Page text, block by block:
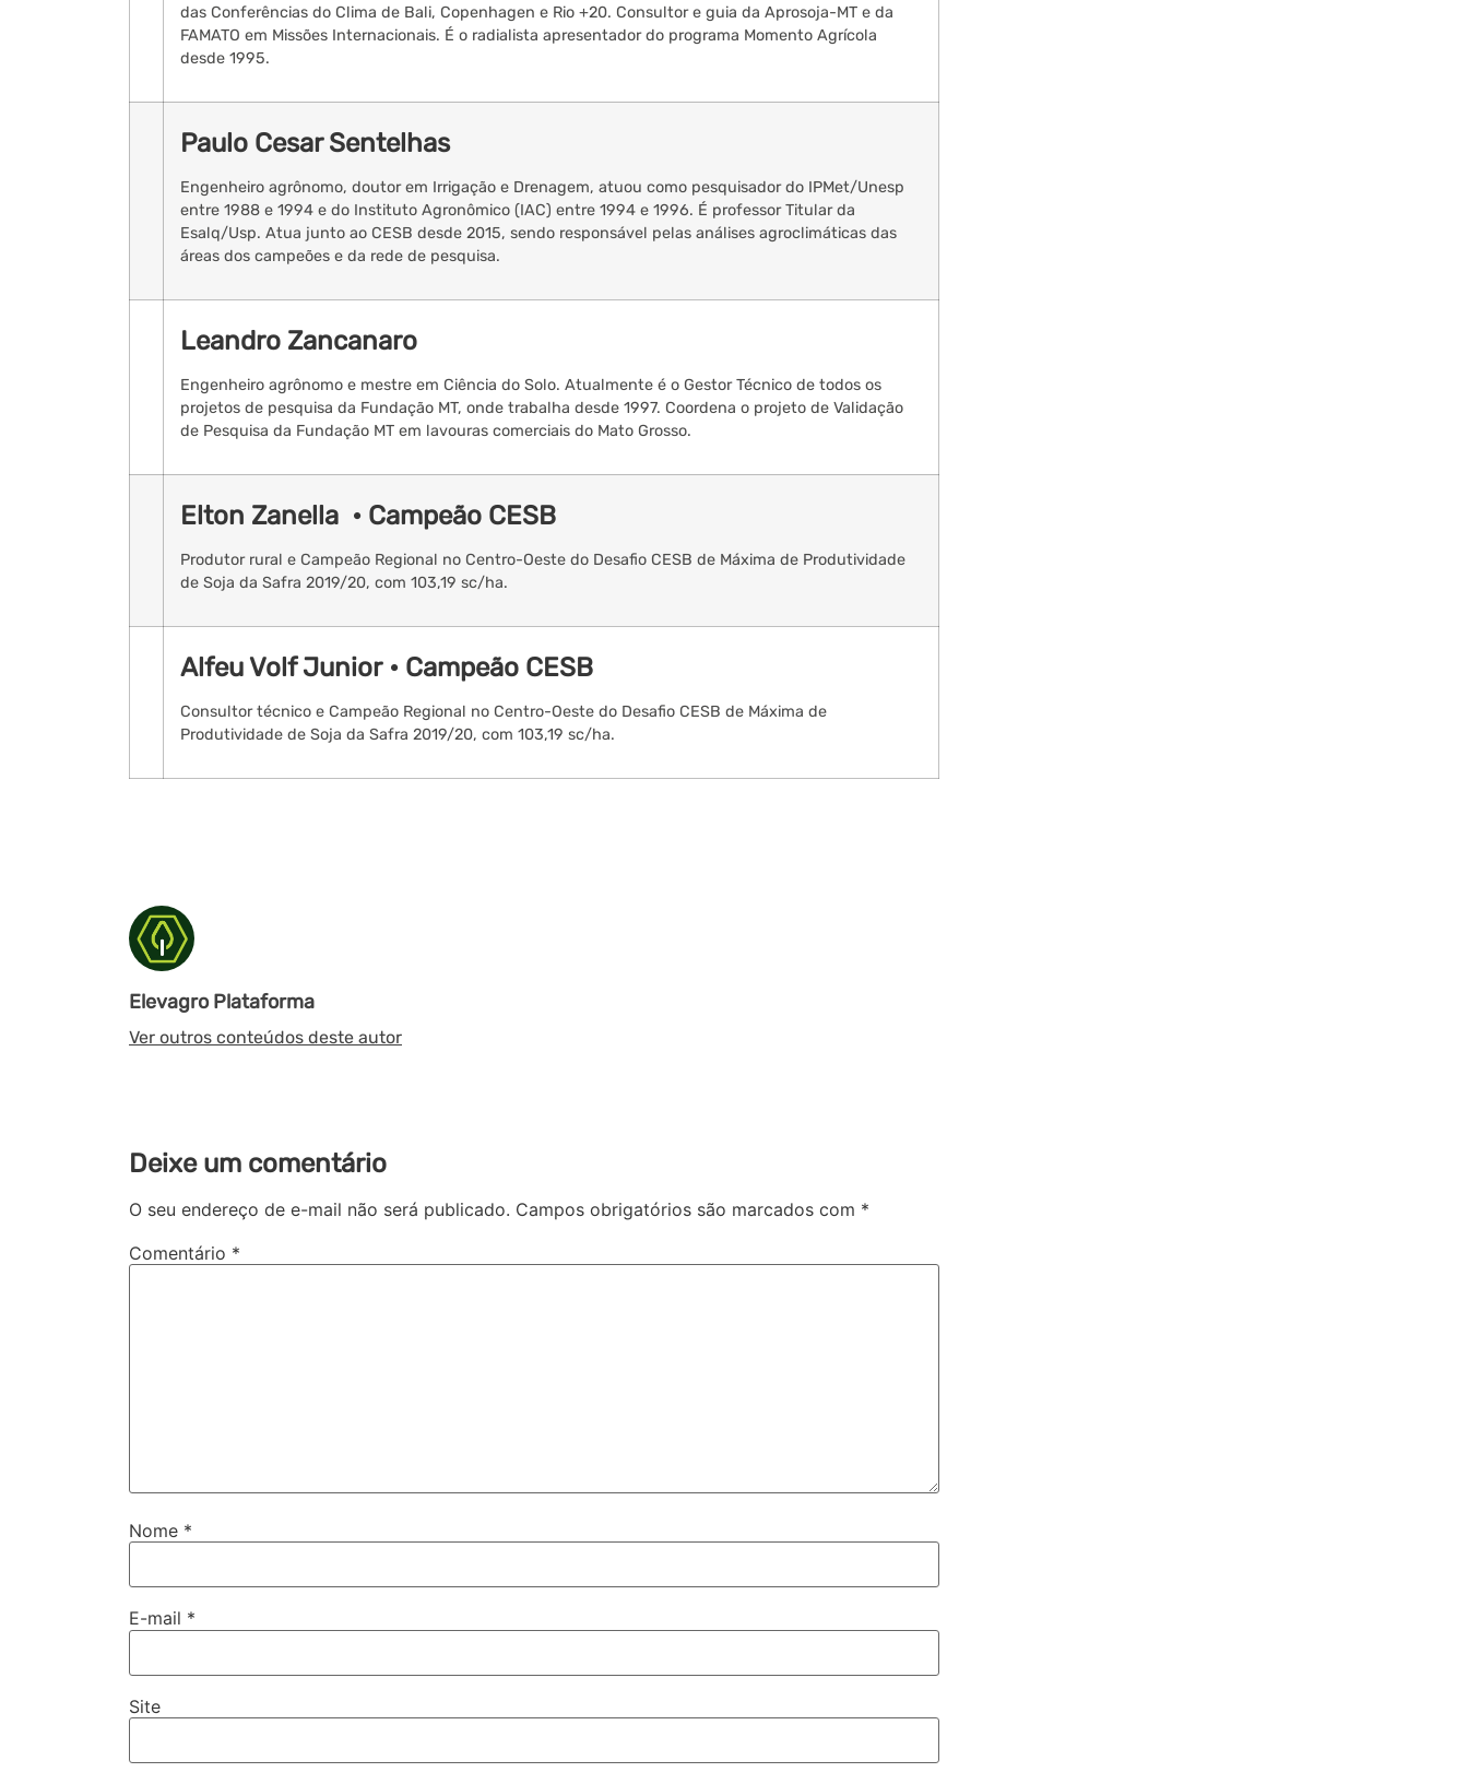
das Conferências do Clima de Bali, Copenhagen e Rio +20. Consultor e guia da Aprosoja-MT e da
FAMATO em Missões Internacionais. É o radialista apresentador do programa Momento Agrícola
desde 1995.
Paulo Cesar Sentelhas
Engenheiro agrônomo, doutor em Irrigação e Drenagem, atuou como pesquisador do IPMet/Unesp
entre 1988 e 1994 e do Instituto Agronômico (IAC) entre 1994 e 1996. É professor Titular da
Esalq/Usp. Atua junto ao CESB desde 2015, sendo responsável pelas análises agroclimáticas das
áreas dos campeões e da rede de pesquisa.
Leandro Zancanaro
Engenheiro agrônomo e mestre em Ciência do Solo. Atualmente é o Gestor Técnico de todos os
projetos de pesquisa da Fundação MT, onde trabalha desde 1997. Coordena o projeto de Validação
de Pesquisa da Fundação MT em lavouras comerciais do Mato Grosso.
Elton Zanella • Campeão CESB
Produtor rural e Campeão Regional no Centro-Oeste do Desafio CESB de Máxima de Produtividade
de Soja da Safra 2019/20, com 103,19 sc/ha.
Alfeu Volf Junior • Campeão CESB
Consultor técnico e Campeão Regional no Centro-Oeste do Desafio CESB de Máxima de
Produtividade de Soja da Safra 2019/20, com 103,19 sc/ha.
Elevagro Plataforma
Ver outros conteúdos deste autor
Deixe um comentário
O seu endereço de e-mail não será publicado. Campos obrigatórios são marcados com *
Comentário *
Nome *
E-mail *
Site